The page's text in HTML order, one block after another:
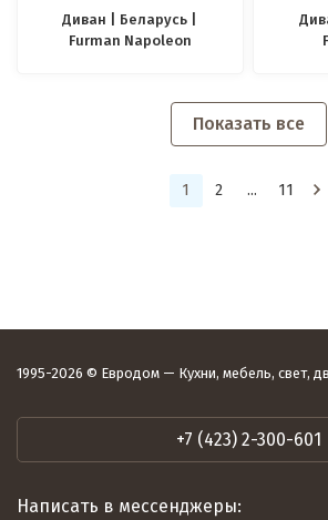
Диван | Беларусь |
Furman Napoleon
Показать все
1 2 ... 11
1995-2026 © Евродом — Кухни, мебель, свет,
+7 (423) 2-300-601
Написать в мессенджеры: